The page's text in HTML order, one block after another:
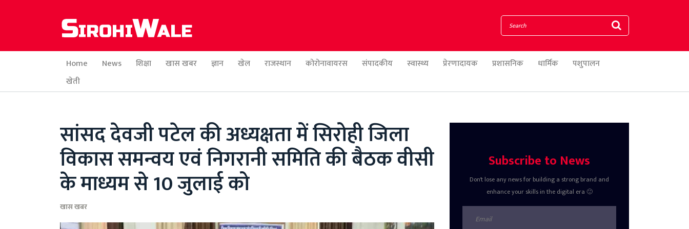
Home News शिक्षा खास खबर ज्ञान खेल राजस्थान कोरोनावायरस संपादकीय स्वास्थ्य प्रेरणादायक प्रशासनिक धार्मिक
पशुपालन
खेती
सांसद देवजी पटेल की अध्यक्षता में सिरोही जिला
विकास समन्वय एवं निगरानी समिति की बैठक वीसी
के माध्यम से 10 जुलाई को
खास खबर
Subscribe to News
Don't lose any news for building a strong brand and
enhance your skills in the digital era 🙂